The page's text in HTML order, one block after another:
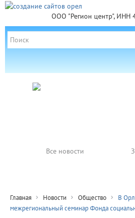
ООО "Регион центр", ИНН
Все новости
Главная Новости Общество
В
межрегиональный семинар Фонда